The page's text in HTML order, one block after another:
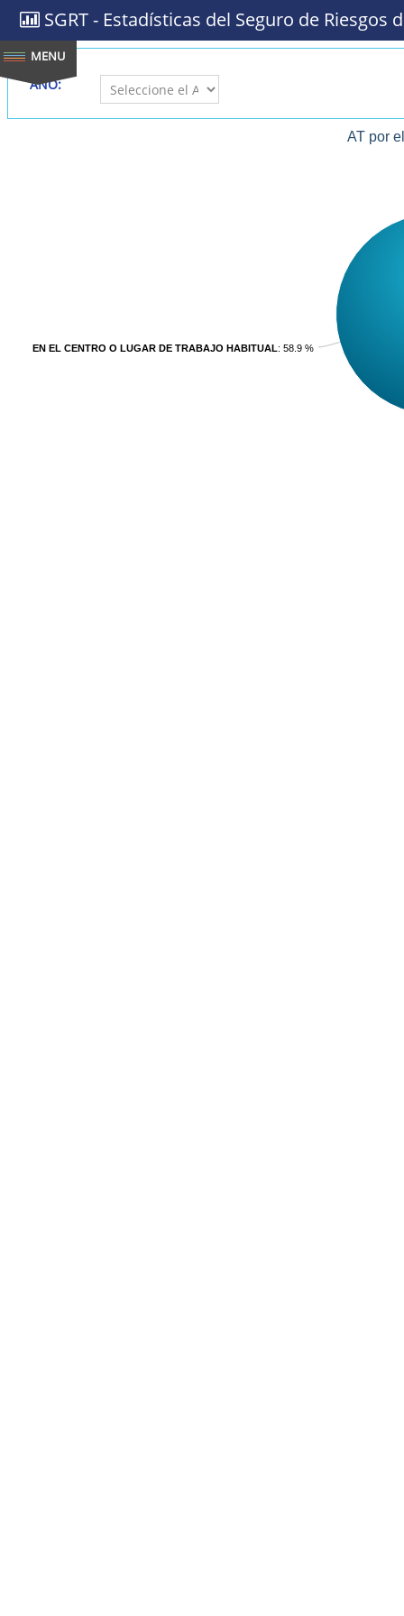
SGRT - Estadísticas del Seguro de Riesgos
AÑO:
AT por
EN EL CENTRO O LUGAR DE TRABAJO HABITUAL: 58.9 %